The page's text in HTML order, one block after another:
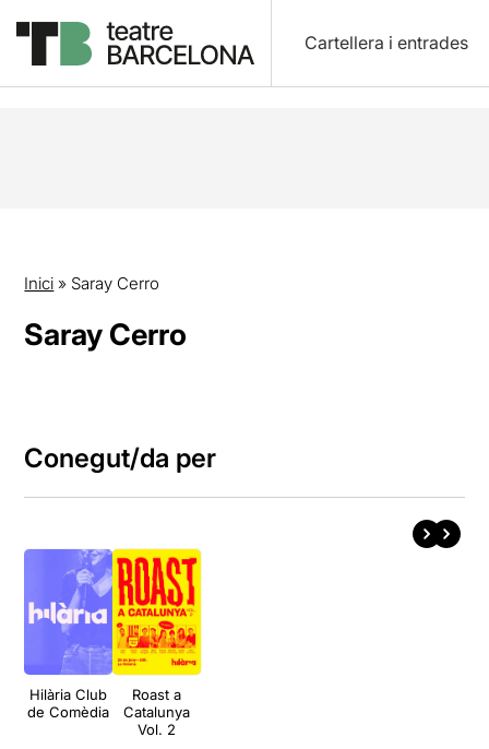
Cartellera i entrades
Inici » Saray Cerro
Saray Cerro
Conegut/da per
Hilària Club
de Comèdia
Roast a
Catalunya
Vol. 2